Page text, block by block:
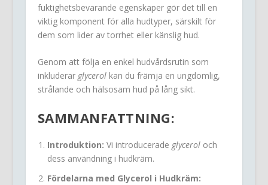
fuktighetsbevarande egenskaper gör det till en
viktig komponent för alla hudtyper, särskilt för
dem som lider av torrhet eller känslig hud.
Genom att följa en enkel hudvårdsrutin som
inkluderar glycerolkan du främja en ungdomlig,
strålande och hälsosam hud på lång sikt.
SAMMANFATTNING:
Introduktion: Vi introducerade glyceroloch
dess användning i hudkräm.
Fördelarna med Glycerol i Hudkräm: